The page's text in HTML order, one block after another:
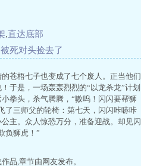
,直达底部
死对头捡去了
苍梧七子也变成了七个废人。正当他们
于是，一场轰轰烈烈的“以龙杀龙”计划
拳头，杀气腾腾，“嗷呜！闪闪要帮狮
了三师父的轮椅：第七天，闪闪咔哧咔
主。众人惊恐万分，准备迎战。却见闪
负狮虎！”
品,章节由网友发布。